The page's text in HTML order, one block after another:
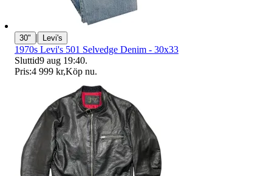
30" | Levi's
1970s Levi's 501 Selvedge Denim - 30x33
Sluttid9 aug 19:40.
Pris:4 999 kr,Köp nu.